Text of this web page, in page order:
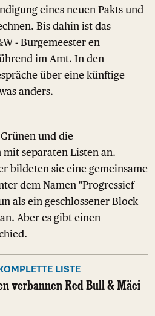
eines neuen Pakts und
Bis dahin ist das
- Burgemeester en
im Amt. In den
über eine künftige
anders.
und die
separaten Listen an.
bildeten sie eine gemeinsame
dem Namen "Progressief
als ein geschlossener Block
Aber es gibt einen
LISTE
verbannen Red Bull & Mäci